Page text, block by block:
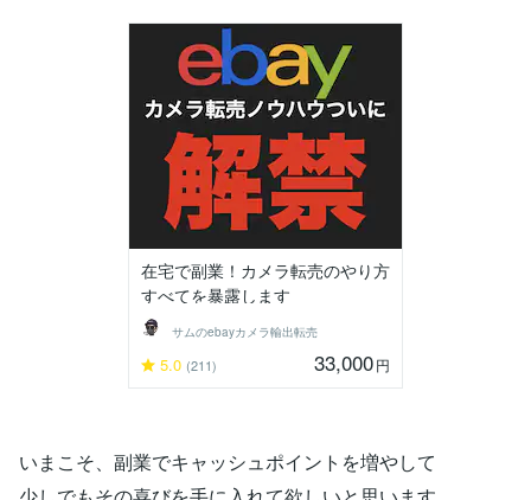
在宅で副業！カメラ転売のやり方
すべてを暴露します
サムのebayカメラ輸出転売
5.0 (211) 33,000円
いまこそ、副業でキャッシュポイントを増やして